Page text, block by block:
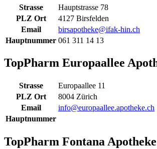
Strasse
Hauptstrasse 78
PLZ Ort
4127 Birsfelden
Email
birsapotheke@ifak-hin.ch
Hauptnummer 061 311 14 13
TopPharm Europaallee
Strasse
Europaallee 11
PLZ Ort
8004 Zürich
Email
info@europaallee.apotheke.ch
Hauptnummer
TopPharm Fontana